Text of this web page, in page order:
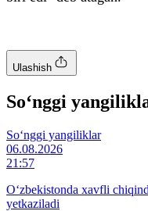
Ulashish
So‘nggi
So‘nggi yangiliklar
06.08.2026
21:57
O‘zbekistonda xavfli
yetkaziladi